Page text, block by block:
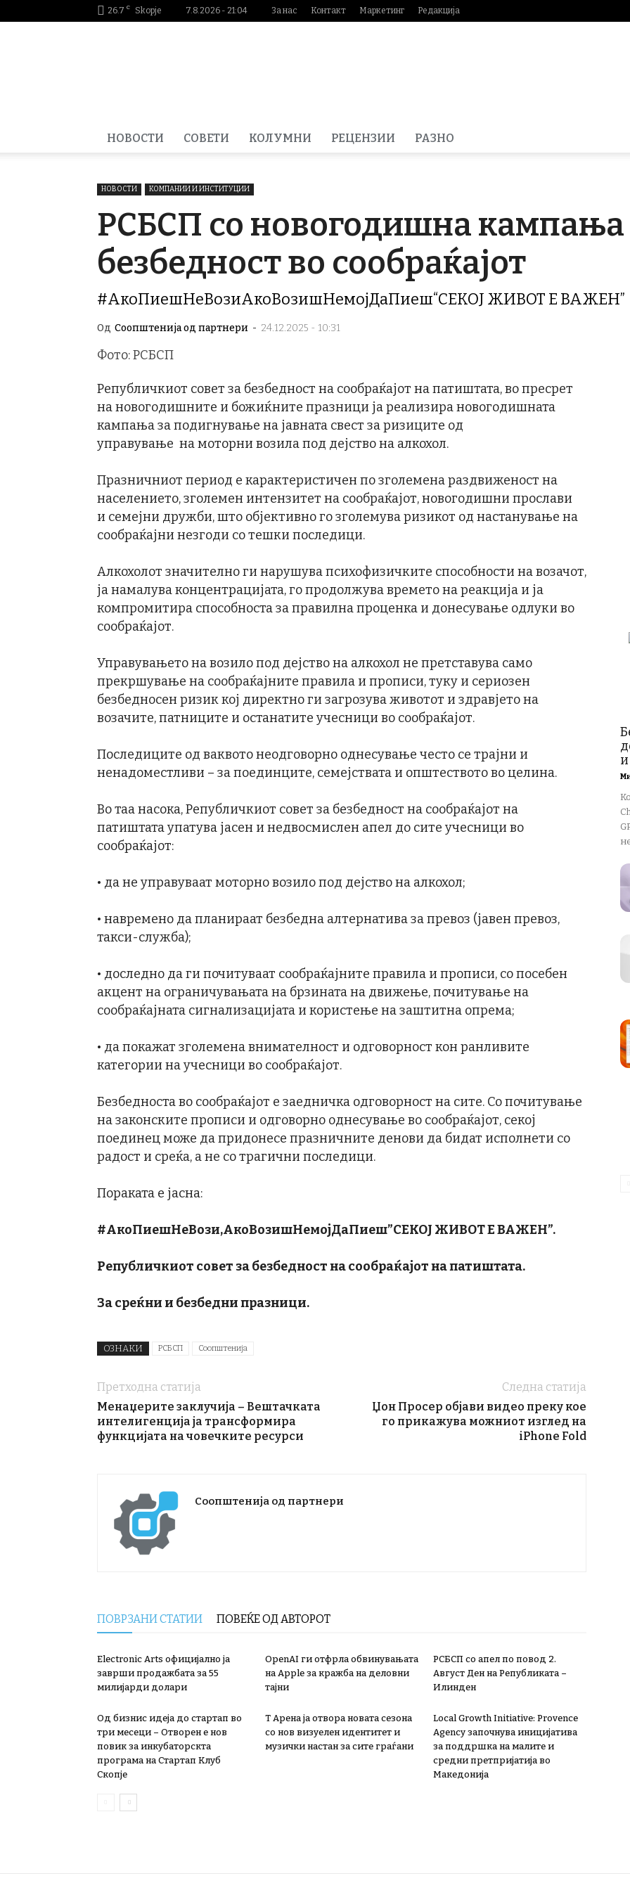
26.7 C Skopje 7.8.2026 - 21:04 За нас Контакт Маркетинг Редакција
НОВОСТИ СОВЕТИ КОЛУМНИ РЕЦЕНЗИИ РАЗНО
НОВОСТИ КОМПАНИИ И ИНСТИТУЦИИ
РСБСП со новогодишна кампања
безбедност во сообраќајот
#АкоПиешНеВозиАкоВозишНемојДаПиеш“СЕКОЈ ЖИВОТ Е ВАЖЕН”
Од Соопштенија од партнери - 24.12.2025 - 10:31
Фото: РСБСП
Републичкиот совет за безбедност на сообраќајот на патиштата, во пресрет
на новогодишните и божиќните празници ја реализира новогодишната
кампања за подигнување на јавната свест за ризиците од
управување на моторни возила под дејство на алкохол.
Празничниот период е карактеристичен по зголемена раздвиженост на
населението, зголемен интензитет на сообраќајот, новогодишни прослави
и семејни дружби, што објективно го зголемува ризикот од настанување на
сообраќајни незгоди со тешки последици.
Алкохолот значително ги нарушува психофизичките способности на возачот,
ја намалува концентрацијата, го продолжува времето на реакција и ја
компромитира способноста за правилна проценка и донесување одлуки во
сообраќајот.
Управувањето на возило под дејство на алкохол не претставува само
прекршување на сообраќајните правила и прописи, туку и сериозен
безбедносен ризик кој директно ги загрозува животот и здравјето на
возачите, патниците и останатите учесници во сообраќајот.
Последиците од ваквото неодговорно однесување често се трајни и
ненадоместливи – за поединците, семејствата и општеството во целина.
Во таа насока, Републичкиот совет за безбедност на сообраќајот на
патиштата упатува јасен и недвосмислен апел до сите учесници во
сообраќајот:
• да не управуваат моторно возило под дејство на алкохол;
• навремено да планираат безбедна алтернатива за превоз (јавен превоз,
такси-служба);
• доследно да ги почитуваат сообраќајните правила и прописи, со посебен
акцент на ограничувањата на брзината на движење, почитување на
сообраќајната сигнализацијата и користење на заштитна опрема;
• да покажат зголемена внимателност и одговорност кон ранливите
категории на учесници во сообраќајот.
Безбедноста во сообраќајот е заедничка одговорност на сите. Со почитување
на законските прописи и одговорно однесување во сообраќајот, секој
поединец може да придонесе празничните денови да бидат исполнети со
радост и среќа, а не со трагични последици.
Пораката е јасна:
#АкоПиешНеВози,АкоВозишНемојДаПиеш”СЕКОЈ ЖИВОТ Е ВАЖЕН”.
Републичкиот совет за безбедност на сообраќајот на патиштата.
За среќни и безбедни празници.
ОЗНАКИ РСБСП Соопштенија
Претходна статија
Менаџерите заклучија – Вештачката
интелигенција ја трансформира
функцијата на човечките ресурси
Следна статија
Џон Просер објави видео преку кое
го прикажува можниот изглед на
iPhone Fold
Соопштенија од партнери
ПОВРЗАНИ СТАТИИ ПОВЕЌЕ ОД АВТОРОТ
Electronic Arts официјално ја
заврши продажбата за 55
милијарди долари
OpenAI ги отфрла обвинувањата
на Apple за кражба на деловни
тајни
РСБСП со апел по повод 2.
Август Ден на Републиката –
Илинден
Од бизнис идеја до стартап во
три месеци – Отворен е нов
повик за инкубаторскта
програма на Стартап Клуб
Скопје
Т Арена ја отвора новата сезона
со нов визуелен идентитет и
музички настан за сите граѓани
Local Growth Initiative: Provence
Agency започнува иницијатива
за поддршка на малите и
средни претпријатија во
Македонија